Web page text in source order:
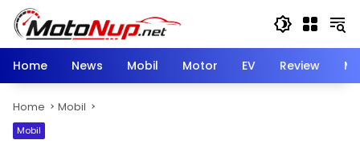
Skip
content
Home
News Mobil Motor EV Review
Home Mobil
Mobil